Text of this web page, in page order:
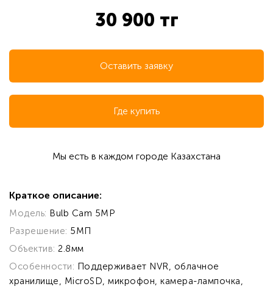
30 900 тг
Оставить заявку
Где купить
Мы есть в каждом городе Казахстана
Краткое описание:
Модель: Bulb Cam 5MP
Разрешение: 5МП
Объектив: 2.8мм
Особенности: Поддерживает NVR, облачное
хранилище, MicroSD, микрофон, камера-лампочка,